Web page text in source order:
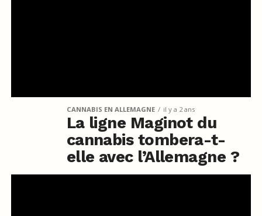
CANNABIS EN ALLEMAGNE il y a 2 ans
La ligne Maginot du
cannabis tombera-t-
elle avec l’Allemagne ?